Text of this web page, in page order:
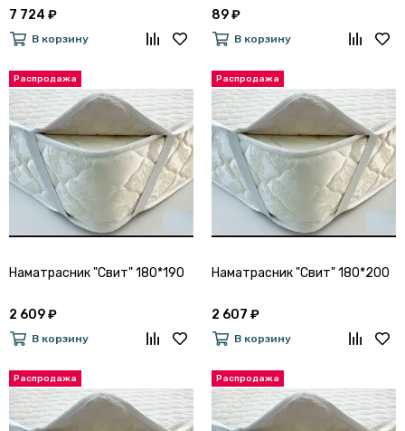
Savana Plus Dimrose
7 724 ₽
В корзину
89 ₽
В корзину
Наматрасник "Свит" 180*190
2 609 ₽
В корзину
Наматрасник "Свит" 180*200
2 607 ₽
В корзину